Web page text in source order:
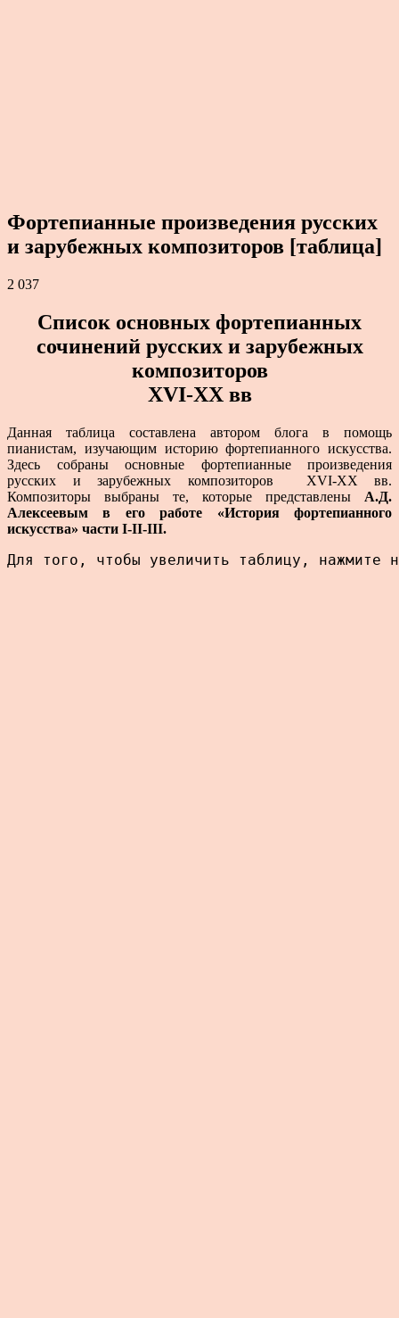
Фортепианные произведения русских
и зарубежных композиторов [таблица]
2 037
Список основных фортепианных
сочинений русских и зарубежных
композиторов
XVI-XX вв
Данная таблица составлена автором блога в помощь
пианистам, изучающим историю фортепианного искусства.
Здесь собраны основные фортепианные произведения
русских и зарубежных композиторов XVI-XX вв.
Композиторы выбраны те, которые представлены А.Д.
Алексеевым в его работе «История фортепианного
искусства» части I-II-III.
Для того, чтобы увеличить таблицу, нажмите